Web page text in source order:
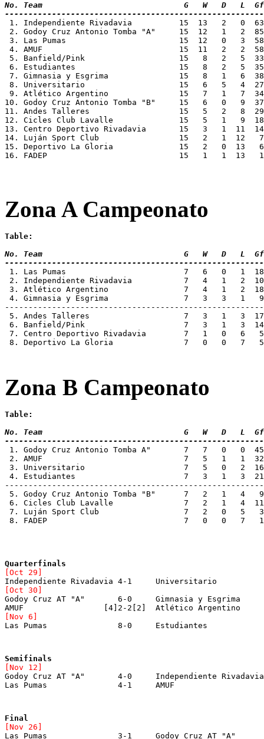
No. Team 			      G   W   D
1. Independiente Rivadavia	     15  13
2. Godoy Cruz Antonio Tomba "A"     15  12   1   2
3. Las Pumas			     15  12   0
4. AMUF			     15  11   2   2
5. Banfield/Pink		     15   8   2
6. Estudiantes			     15   8   2
7. Gimnasia y Esgrima  	     15   8
8. Universitario		     15   6   5
9. Atlético Argentino		     15   7   1
10. Godoy Cruz Antonio Tomba "B"     15   6   0   9
11. Andes Talleres		     15   5   2
12. Cicles Club Lavalle		     15   5
13. Centro Deportivo Rivadavia	     15   3
14. Luján Sport Club		     15   2   1
15. Deportivo La Gloria		     15   2
16. FADEP			     15   1   1
Zona A Campeonato
Table:
No. Team 			      G   W   D
1. Las Pumas			      7   6
2. Independiente Rivadavia
3. Atlético Argentino		      7
4. Gimnasia y Esgrima
5. Andes Talleres		      7   3   1
6. Banfield/Pink		      7   3   1
7. Centro Deportivo Rivadavia        7   1   0   6
8. Deportivo La Gloria		      7   0
Zona B Campeonato
Table:
No. Team 			      G   W   D
1. Godoy Cruz Antonio Tomba A"
2. AMUF			      7   5   1
3. Universitario		      7   5
4. Estudiantes			      7   3
5. Godoy Cruz Antonio Tomba "B"      7   2   1   4
6. Cicles Club Lavalle		      7   2
7. Luján Sport Club		      7   2   0
8. FADEP			      7   0   0
[Oct 29]
[Oct 30]
Godoy Cruz AT "A"	6-0	Gimnasia y Esgrima
[Nov 6]
Las Pumas		8-0	Estudiantes
Semifinals
[Nov 12]
Godoy Cruz AT "A"	4-0	Independiente Rivadavia
Las Pumas		4-1	AMUF
Final
[Nov 26]